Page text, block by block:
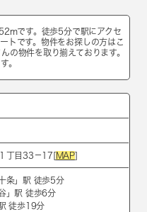
です。徒歩5分で駅にアクセ
トです。物件をお探しの方はこ
の物件を取り揃えております。
。
丁目33－17[MAP]
条」駅 徒歩5分
」駅 徒歩6分
徒歩19分